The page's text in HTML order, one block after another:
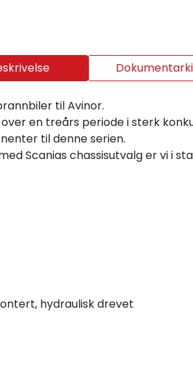
til Avinor.
en treårs periode i sterk
til denne serien.
Scanias chassisutvalg er vi i
hydraulisk drevet